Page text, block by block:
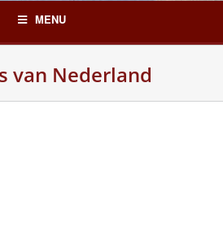
MENU
van Nederland